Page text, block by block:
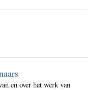
en over het werk van